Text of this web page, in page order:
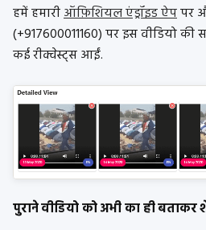
हमें हमारीऑफ़िशियल एंड्रॉइड ऐपपर
(+917600011160) पर इस वीडियो
कई रीक्वेस्ट्स आईं.
पुराने वीडियो को अभी का ही बताकर